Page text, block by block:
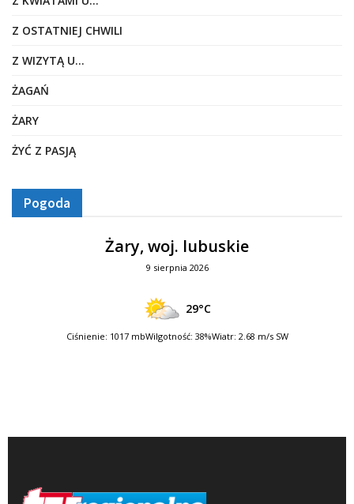
Z OSTATNIEJ CHWILI
Z WIZYTĄ U…
ŻAGAŃ
ŻARY
ŻYĆ Z PASJĄ
Pogoda
Żary, woj. lubuskie
9 sierpnia 2026
29°C
Ciśnienie: 1017 mbWilgotność: 38%Wiatr: 2.68 m/s SW